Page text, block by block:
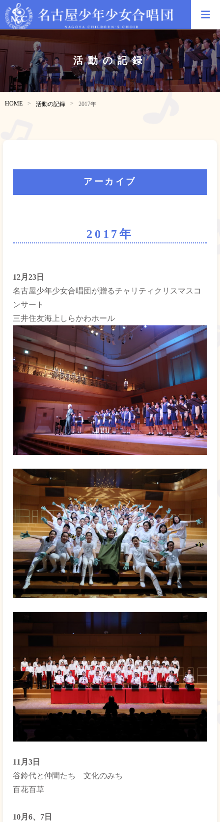
活動の記録
HOME 活動の記録 2017年
アーカイブ
2025年
2024年
2022年
2021年
2020年
2019年
2018年
2017年
2016年
2015年
2014年
2013年
2012年
2017年
12月23日
名古屋少年少女合唱団が贈るチャリティクリスマスコ
ンサート
三井住友海上しらかわホール
11月3日
谷鈴代と仲間たち 文化のみち
百花百草
10月6、7日